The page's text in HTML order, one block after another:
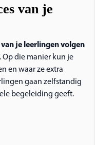
van je
je leerlingen volgen
die manier kun je
en waar ze extra
gaan zelfstandig
begeleiding geeft.